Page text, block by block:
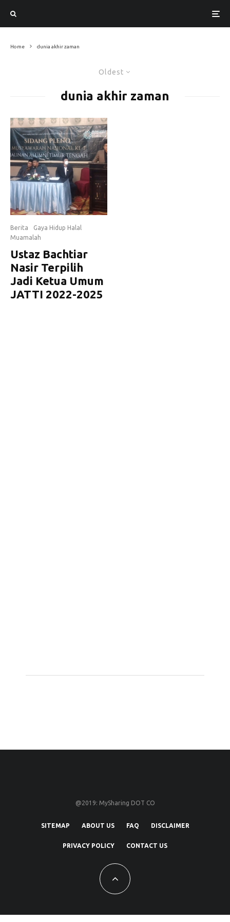
Home dunia akhir zaman
Oldest
dunia akhir zaman
Berita
Gaya Hidup Halal
Muamalah
Ustaz Bachtiar
Nasir Terpilih
Jadi Ketua Umum
JATTI 2022-2025
@2019: MySharing DOT CO
SITEMAP ABOUT US FAQ DISCLAIMER
PRIVACY POLICY CONTACT US